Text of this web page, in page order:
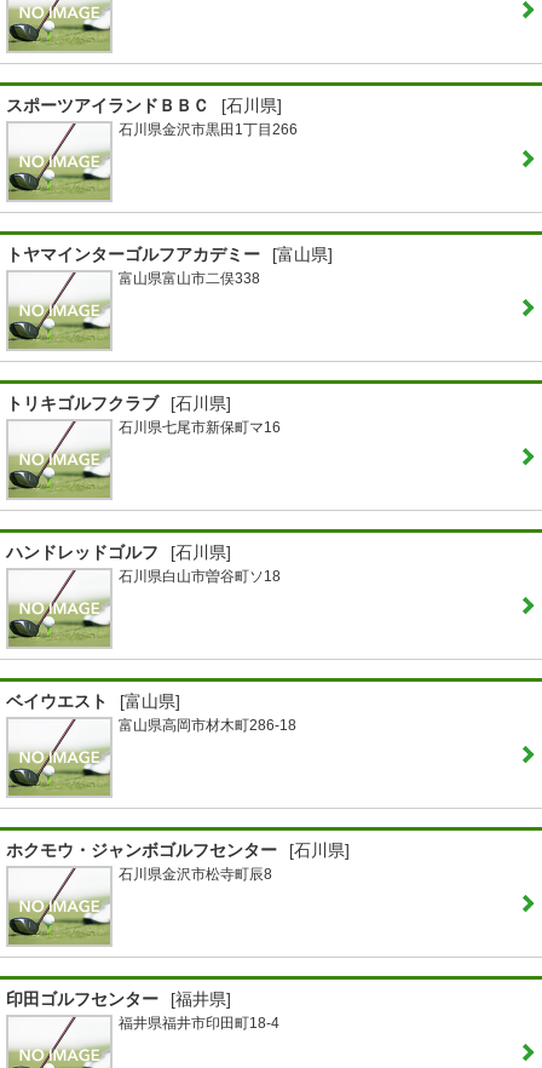
スポーツアイランドＢＢＣ [石川県]
石川県金沢市黒田1丁目266
トヤマインターゴルフアカデミー [富山県]
富山県富山市二俣338
トリキゴルフクラブ [石川県]
石川県七尾市新保町マ16
ハンドレッドゴルフ [石川県]
石川県白山市曽谷町ソ18
ベイウエスト [富山県]
富山県高岡市材木町286-18
ホクモウ・ジャンボゴルフセンター [石川県]
石川県金沢市松寺町辰8
印田ゴルフセンター [福井県]
福井県福井市印田町18-4